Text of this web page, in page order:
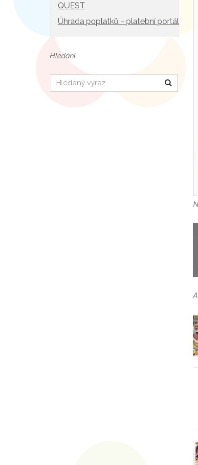
QUEST
Úhrada poplatků - platební portál
Hledání
Hledat